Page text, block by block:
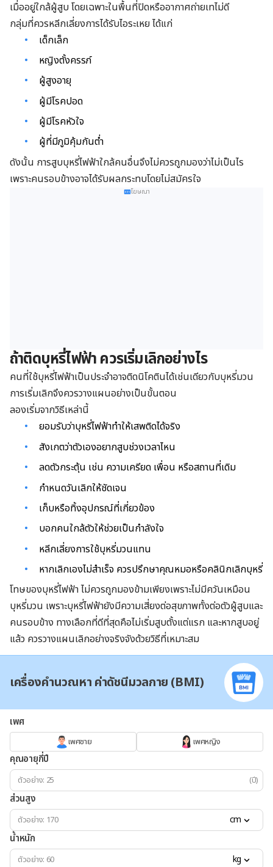
เมื่ออยู่ใกล้ผู้สูบ โดยเฉพาะในพื้นที่ปิดหรืออากาศถ่ายเทไม่ดี
กลุ่มที่ควรหลีกเลี่ยงการได้รับไอระเหย ได้แก่
เด็กเล็ก
หญิงตั้งครรภ์
ผู้สูงอายุ
ผู้มีโรคปอด
ผู้มีโรคหัวใจ
ผู้ที่มีภูมิคุ้มกันต่ำ
ดังนั้น การสูบบุหรี่ไฟฟ้าใกล้คนอื่นจึงไม่ควรถูกมองว่าไม่เป็นไร
เพราะคนรอบข้างอาจได้รับผลกระทบโดยไม่สมัครใจ
โฆษณา
ถ้าติดบุหรี่ไฟฟ้า ควรเริ่มเลิกอย่างไร
คนที่ใช้บุหรี่ไฟฟ้าเป็นประจำอาจติดนิโคตินได้เช่นเดียวกับบุหรี่มวน
การเริ่มเลิกจึงควรวางแผนอย่างเป็นขั้นตอน
ลองเริ่มจากวิธีเหล่านี้
ยอมรับว่าบุหรี่ไฟฟ้าทำให้เสพติดได้จริง
สังเกตว่าตัวเองอยากสูบช่วงเวลาไหน
ลดตัวกระตุ้น เช่น ความเครียด เพื่อน หรือสถานที่เดิม
กำหนดวันเลิกให้ชัดเจน
เก็บหรือทิ้งอุปกรณ์ที่เกี่ยวข้อง
บอกคนใกล้ตัวให้ช่วยเป็นกำลังใจ
หลีกเลี่ยงการใช้บุหรี่มวนแทน
หากเลิกเองไม่สำเร็จ ควรปรึกษาคุณหมอหรือคลินิกเลิกบุหรี่
โทษของบุหรี่ไฟฟ้า ไม่ควรถูกมองข้ามเพียงเพราะไม่มีควันเหมือน
บุหรี่มวน เพราะบุหรี่ไฟฟ้ายังมีความเสี่ยงต่อสุขภาพทั้งต่อตัวผู้สูบและ
คนรอบข้าง ทางเลือกที่ดีที่สุดคือไม่เริ่มสูบตั้งแต่แรก และหากสูบอยู่
แล้ว ควรวางแผนเลิกอย่างจริงจังด้วยวิธีที่เหมาะสม
เครื่องคำนวณหา ค่าดัชนีมวลกาย (BMI)
เพศ
เพศชาย เพศหญิง
คุณอายุกี่ปี
(ปี)
ส่วนสูง
cm
น้ำหนัก
kg